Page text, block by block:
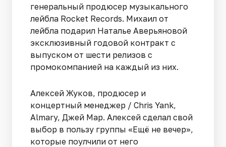
генеральный продюсер музыкального
лейбла Rocket Records. Михаил от
лейбла подарил Наталье Аверьяновой
эксклюзивный годовой контракт с
выпуском от шести релизов с
промокомпанией на каждый из них.
Алексей Жуков, продюсер и
концертный менеджер / Chris Yank,
Almary, Джей Мар. Алексей сделал свой
выбор в пользу группы «Ещё не вечер»,
которые поулчили от него